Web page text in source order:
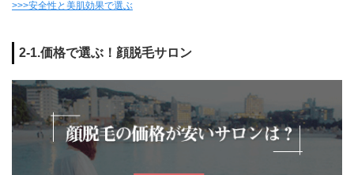
>>>安全性と美肌効果で選ぶ
2-1.価格で選ぶ！顔脱毛サロン